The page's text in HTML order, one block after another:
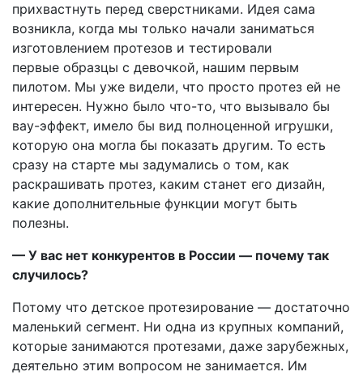
прихвастнуть перед сверстниками. Идея сама
возникла, когда мы только начали заниматься
изготовлением протезов и тестировали
первые образцы с девочкой, нашим первым
пилотом. Мы уже видели, что просто протез ей не
интересен. Нужно было что-то, что вызывало бы
вау-эффект, имело бы вид полноценной игрушки,
которую она могла бы показать другим. То есть
сразу на старте мы задумались о том, как
раскрашивать протез, каким станет его дизайн,
какие дополнительные функции могут быть
полезны.
— У вас нет конкурентов в России — почему так
случилось?
Потому что детское протезирование — достаточно
маленький сегмент. Ни одна из крупных компаний,
которые занимаются протезами, даже зарубежных,
деятельно этим вопросом не занимается. Им